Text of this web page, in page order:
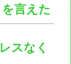
言えた
スなく